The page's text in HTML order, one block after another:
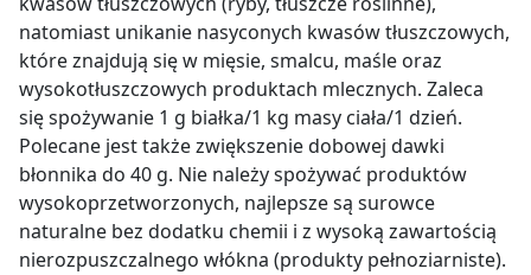
natomiast unikanie nasyconych kwasów tłuszczowych,
które znajdują się w mięsie, smalcu, maśle oraz
wysokotłuszczowych produktach mlecznych. Zaleca
się spożywanie 1 g białka/1 kg masy ciała/1 dzień.
Polecane jest także zwiększenie dobowej dawki
błonnika do 40 g. Nie należy spożywać produktów
wysokoprzetworzonych, najlepsze są surowce
naturalne bez dodatku chemii i z wysoką zawartością
nierozpuszczalnego włókna (produkty pełnoziarniste).